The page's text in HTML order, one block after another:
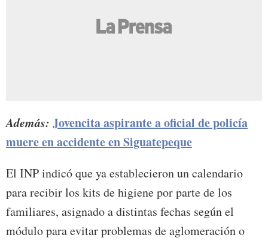
Además: Jovencita aspirante a oficial de policía
muere en accidente en Siguatepeque
El INP indicó que ya establecieron un calendario
para recibir los kits de higiene por parte de los
familiares, asignado a distintas fechas según el
módulo para evitar problemas de aglomeración o